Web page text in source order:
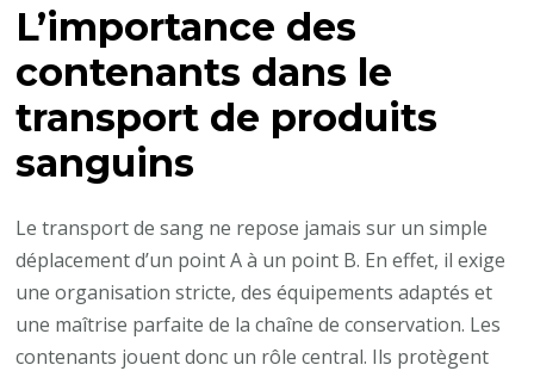
L’importance des
contenants dans le
transport de produits
sanguins
Le transport de sang ne repose jamais sur un simple
déplacement d’un point A à un point B. En effet, il exige
une organisation stricte, des équipements adaptés et
une maîtrise parfaite de la chaîne de conservation. Les
contenants jouent donc un rôle central. Ils protègent